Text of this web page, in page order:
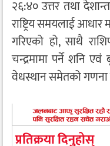
२६:४० उत्तर तथा
राष्ट्रिय समयलाई आधार
गरिएको हो, साथै
चन्द्रमामा पर्ने शनि एवं
वेधस्थान समेतको गणना
प्रतिक्रया दिनुहोस्